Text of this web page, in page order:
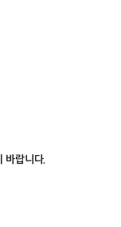
바랍니다.